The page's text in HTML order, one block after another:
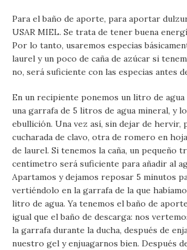
Para el baño de aporte, para aportar
USAR MIEL. Se trata de tener buena
Por lo tanto, usaremos especias
laurel y un poco de caña de azúcar si
no, será suficiente con las especias antes
En un recipiente ponemos un litro de agua
una garrafa de 5 litros de agua mineral, y
ebullición. Una vez así, sin dejar de hervir,
cucharada de clavo, otra de romero en
de laurel. Si tenemos la caña, un pequeño
centímetro será suficiente para añadir al
Apartamos y dejamos reposar 5 minutos
vertiéndolo en la garrafa de la que
litro de agua. Ya tenemos el baño de
igual que el baño de descarga: nos
la garrafa durante la ducha, después de
nuestro gel y enjuagarnos bien. Después